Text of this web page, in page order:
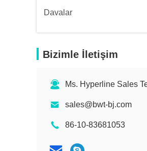
Davalar
Bizimle İletişim
Ms. Hyperline Sales
sales@bwt-bj.com
86-10-83681053